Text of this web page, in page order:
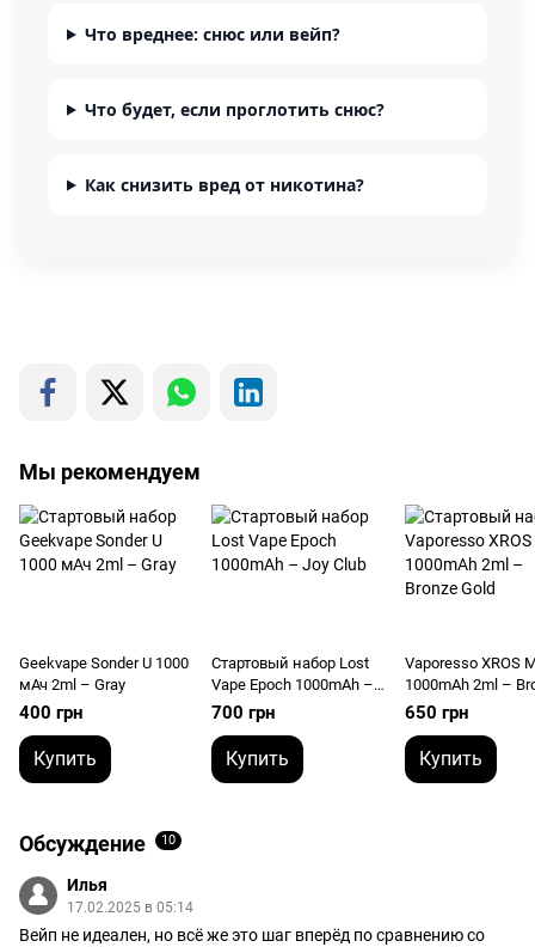
Что вреднее: снюс или вейп?
Что будет, если проглотить снюс?
Как снизить вред от никотина?
Мы рекомендуем
Geekvape Sonder U 1000
мАч 2ml – Gray
400 грн
Купить
Стартовый набор Lost
Vape Epoch 1000mAh –
Joy Club
700 грн
Купить
Vaporesso XROS
1000mAh 2ml –
Gold
650 грн
Купить
Обсуждение 10
Илья
17.02.2025 в 05:14
Вейп не идеален, но всё же это шаг вперёд по сравнению со